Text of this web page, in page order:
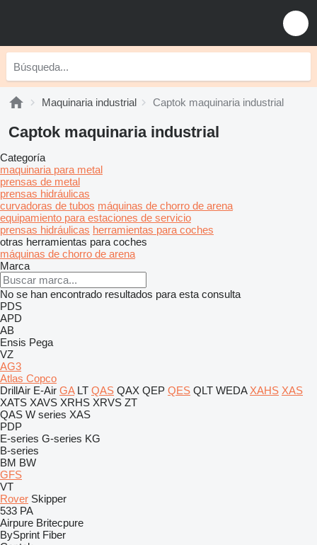
Maquinaria industrial Captok maquinaria industrial
Captok maquinaria industrial
Categoría
maquinaria para metal
prensas de metal
prensas hidráulicas
curvadoras de tubos máquinas de chorro de arena
equipamiento para estaciones de servicio
prensas hidráulicas herramientas para coches
otras herramientas para coches
máquinas de chorro de arena
Marca
No se han encontrado resultados para esta consulta
PDS
APD
AB
Ensis Pega
VZ
AG3
Atlas Copco
DrillAir E-Air GA LT QAS QAX QEP QES QLT WEDA XAHS XAS
XATS XAVS XRHS XRVS ZT
QAS W series XAS
PDP
E-series G-series KG
B-series
BM BW
GFS
VT
Rover Skipper
533 PA
Airpure Britecpure
BySprint Fiber